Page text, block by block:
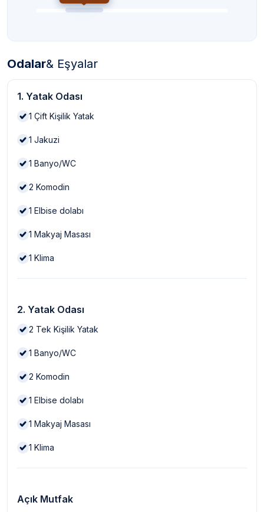
Odalar& Eşyalar
1. Yatak Odası
1 Çift Kişilik Yatak
1 Jakuzi
1 Banyo/WC
2 Komodin
1 Elbise dolabı
1 Makyaj Masası
1 Klima
2. Yatak Odası
2 Tek Kişilik Yatak
1 Banyo/WC
2 Komodin
1 Elbise dolabı
1 Makyaj Masası
1 Klima
Açık Mutfak